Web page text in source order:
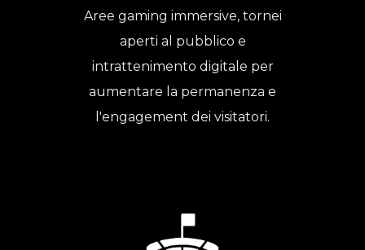
Aree gaming immersive, tornei
aperti al pubblico e
intrattenimento digitale per
aumentare la permanenza e
l'engagement dei visitatori.